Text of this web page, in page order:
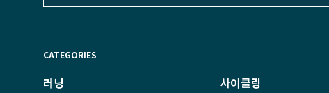
CATEGORIES
러닝
사이클링